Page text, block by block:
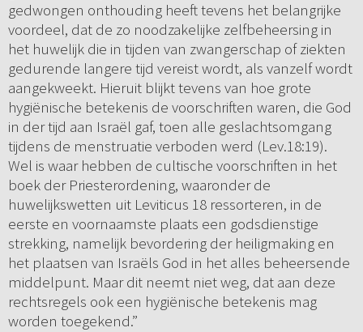
gedwongen onthouding heeft tevens het belangrijke
voordeel, dat de zo noodzakelijke zelfbeheersing in
het huwelijk die in tijden van zwangerschap of ziekten
gedurende langere tijd vereist wordt, als vanzelf wordt
aangekweekt. Hieruit blijkt tevens van hoe grote
hygiënische betekenis de voorschriften waren, die God
in der tijd aan Israël gaf, toen alle geslachtsomgang
tijdens de menstruatie verboden werd (Lev.18:19).
Wel is waar hebben de cultische voorschriften in het
boek der Priesterordening, waaronder de
huwelijkswetten uit Leviticus 18 ressorteren, in de
eerste en voornaamste plaats een godsdienstige
strekking, namelijk bevordering der heiligmaking en
het plaatsen van Israëls God in het alles beheersende
middelpunt. Maar dit neemt niet weg, dat aan deze
rechtsregels ook een hygiënische betekenis mag
worden toegekend.”